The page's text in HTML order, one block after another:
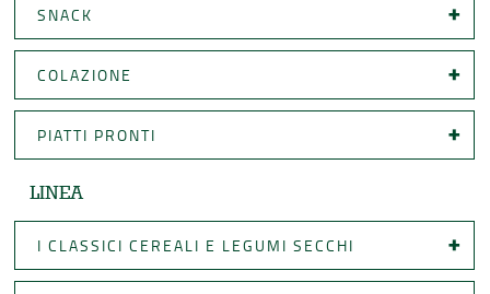
SNACK
COLAZIONE
PIATTI PRONTI
LINEA
I CLASSICI CEREALI E LEGUMI SECCHI